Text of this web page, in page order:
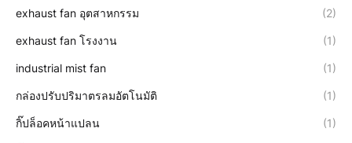
exhaust fan อุตสาหกรรม (2)
exhaust fan โรงงาน (1)
industrial mist fan (1)
กล่องปรับปริมาตรลมอัตโนมัติ (1)
กิ๊ปล็อคหน้าแปลน (1)